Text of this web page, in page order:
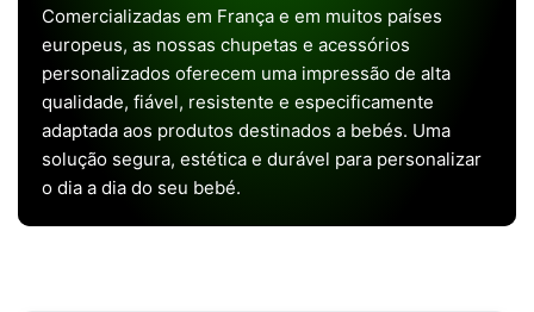
Comercializadas em França e em muitos países
europeus, as nossas chupetas e acessórios
personalizados oferecem uma impressão de alta
qualidade, fiável, resistente e especificamente
adaptada aos produtos destinados a bebés. Uma
solução segura, estética e durável para personalizar
o dia a dia do seu bebé.